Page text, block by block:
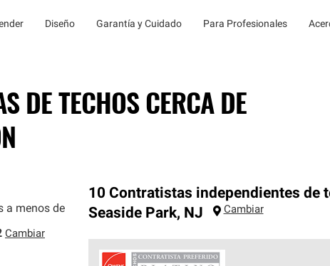
Diseño Garantía y Cuidado Para Profesionales
DE TECHOS CERCA DE
a menos de
Cambiar
10 Contratistas independientes de
Seaside Park, NJ Cambiar